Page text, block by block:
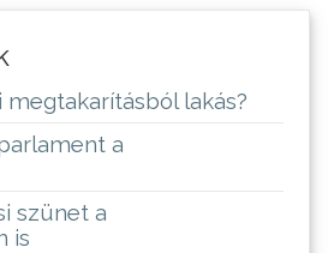
lakás?
a
szünet a
is